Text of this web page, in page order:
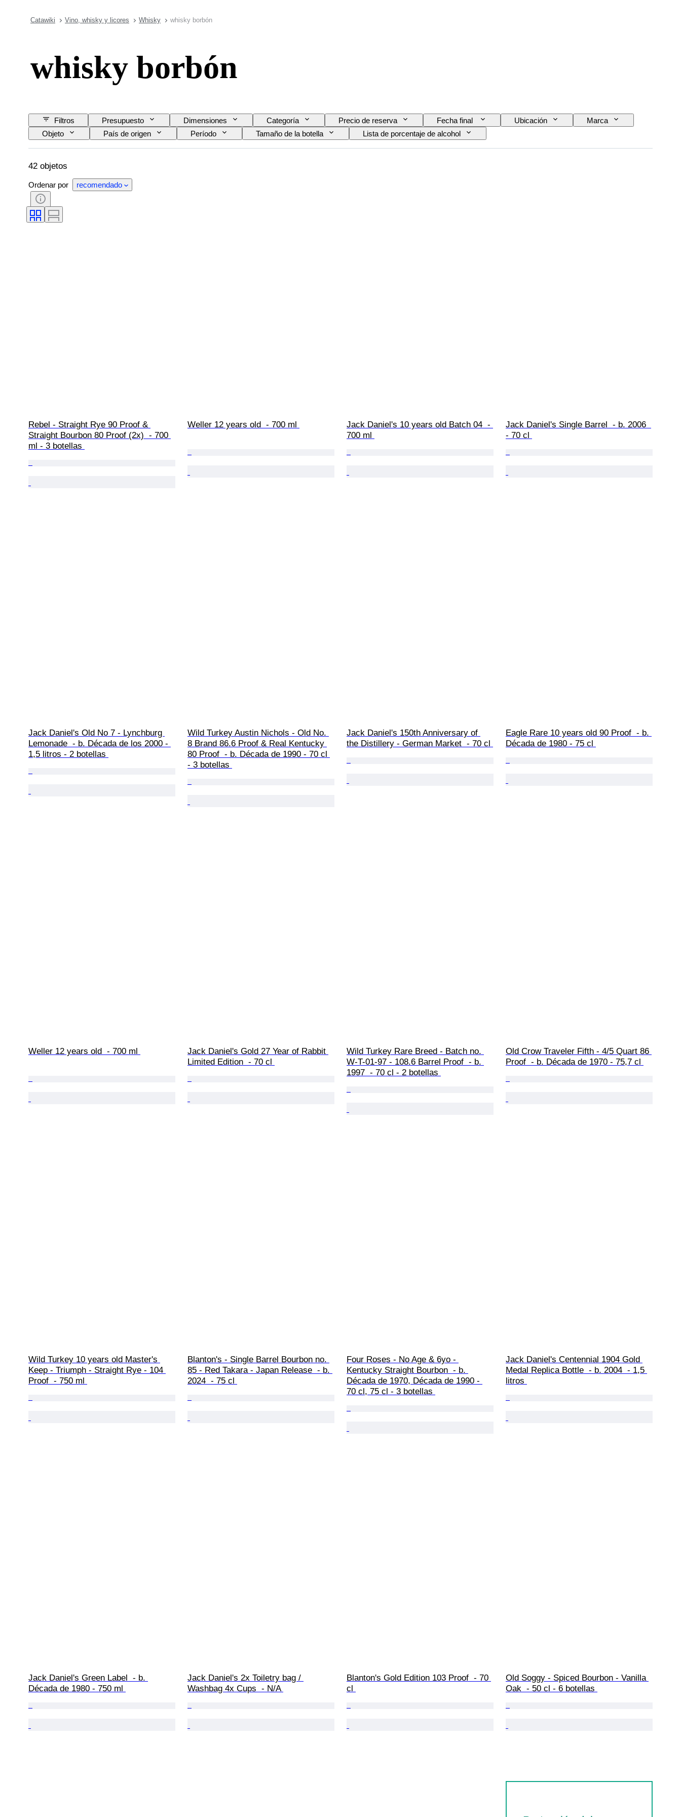
Catawiki Vino, whisky y licores Whisky whisky borbón
whisky borbón
Filtros Presupuesto Dimensiones Categoría Precio de reserva Fecha final Ubicación
Marca
Objeto
País de origen Período Tamaño de la botella Lista de porcentaje de alcohol
42 objetos
Ordenar por recomendado
Rebel - Straight Rye 90 Proof &
Straight Bourbon 80 Proof (2x)  - 700
ml - 3 botellas
Weller 12 years old  - 700 ml
Jack Daniel's 10 years old Batch 04  -
700 ml
Jack Daniel's Single Barrel  - b. 2006
- 70 cl
Jack Daniel's Old No 7 - Lynchburg
Lemonade  - b. Década de los 2000 -
1,5 litros - 2 botellas
Wild Turkey Austin Nichols - Old No.
8 Brand 86.6 Proof & Real Kentucky
80 Proof  - b. Década de 1990 - 70 cl
- 3 botellas
Jack Daniel's 150th Anniversary of
the Distillery - German Market  - 70 cl
Eagle Rare 10 years old 90 Proof  - b.
Década de 1980 - 75 cl
Weller 12 years old  - 700 ml
Jack Daniel's Gold 27 Year of Rabbit
Limited Edition  - 70 cl
Wild Turkey Rare Breed - Batch no.
W-T-01-97 - 108.6 Barrel Proof  - b.
1997  - 70 cl - 2 botellas
Old Crow Traveler Fifth - 4/5 Quart 86
Proof  - b. Década de 1970 - 75,7 cl
Wild Turkey 10 years old Master's
Keep - Triumph - Straight Rye - 104
Proof  - 750 ml
Blanton's - Single Barrel Bourbon no.
85 - Red Takara - Japan Release  - b.
2024  - 75 cl
Four Roses - No Age & 6yo -
Kentucky Straight Bourbon  - b.
Década de 1970, Década de 1990 -
70 cl, 75 cl - 3 botellas
Jack Daniel's Centennial 1904 Gold
Medal Replica Bottle  - b. 2004  - 1,5
litros
Jack Daniel's Green Label  - b.
Década de 1980 - 750 ml
Jack Daniel's 2x Toiletry bag /
Washbag 4x Cups  - N/A
Blanton's Gold Edition 103 Proof  - 70
cl
Old Soggy - Spiced Bourbon - Vanilla
Oak  - 50 cl - 6 botellas